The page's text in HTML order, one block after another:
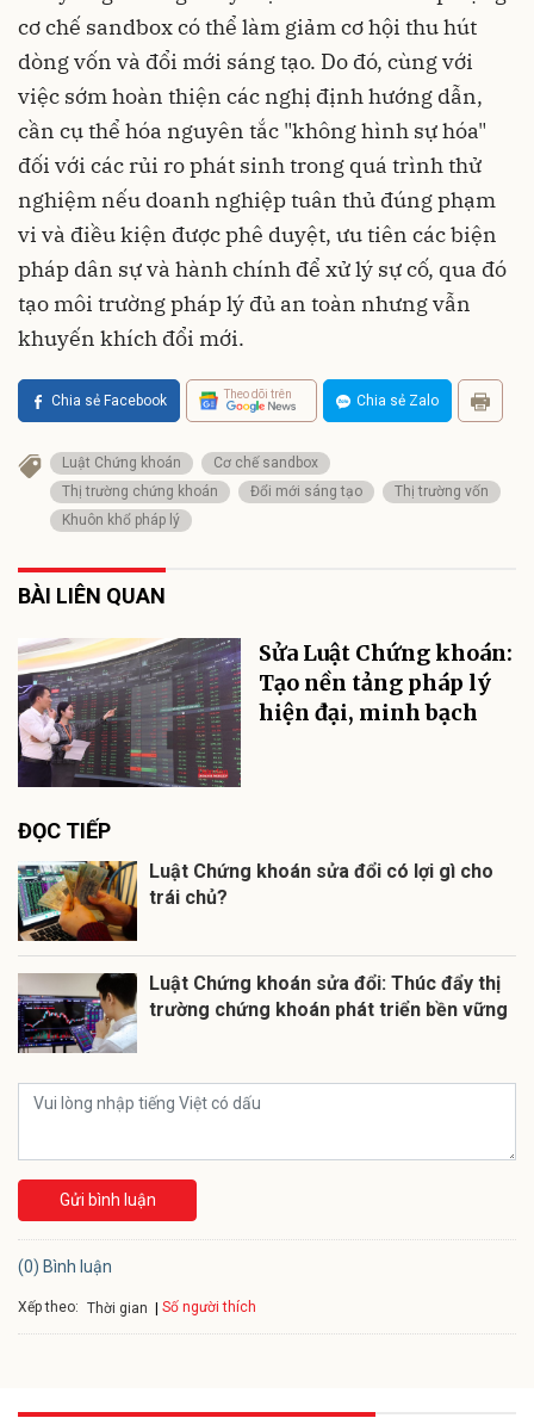
cơ chế sandbox có thể làm giảm cơ hội thu hút
dòng vốn và đổi mới sáng tạo. Do đó, cùng với
việc sớm hoàn thiện các nghị định hướng dẫn,
cần cụ thể hóa nguyên tắc "không hình sự hóa"
đối với các rủi ro phát sinh trong quá trình thử
nghiệm nếu doanh nghiệp tuân thủ đúng phạm
vi và điều kiện được phê duyệt, ưu tiên các biện
pháp dân sự và hành chính để xử lý sự cố, qua đó
tạo môi trường pháp lý đủ an toàn nhưng vẫn
khuyến khích đổi mới.
Chia sẻ Facebook Theo dõi trên Chia sẻ Zalo
Luật Chứng khoán
Cơ chế sandbox
Thị trường chứng khoán
Đổi mới sáng tạo
Thị trường vốn
Khuôn khổ pháp lý
BÀI LIÊN QUAN
Sửa Luật Chứng khoán:
Tạo nền tảng pháp lý
hiện đại, minh bạch
ĐỌC TIẾP
Luật Chứng khoán sửa đổi có lợi gì cho
trái chủ?
Luật Chứng khoán sửa đổi: Thúc đẩy thị
trường chứng khoán phát triển bền vững
Gửi bình luận
(0) Bình luận
Xếp theo: Thời gian Số người thích